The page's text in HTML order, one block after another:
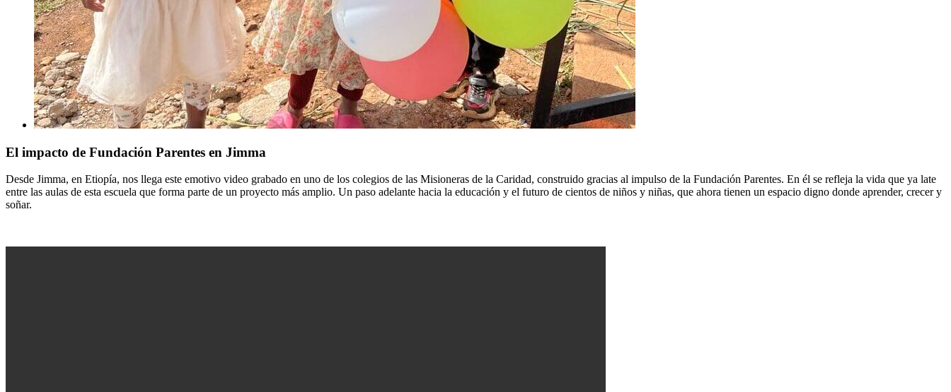
El impacto de Fundación Parentes en Jimma
Desde Jimma, en Etiopía, nos llega este emotivo video grabado en uno de los colegios de las Misioneras de la Caridad, construido gracias al impulso de la Fundación Parentes. En él se refleja la vida que ya late
entre las aulas de esta escuela que forma parte de un proyecto más amplio. Un paso adelante hacia la educación y el futuro de cientos de niños y niñas, que ahora tienen un espacio digno donde aprender, crecer y
soñar.